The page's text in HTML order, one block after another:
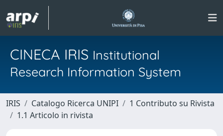
CINECA IRIS Institutional
Research Information System
IRIS Catalogo Ricerca UNIPI
1 Contributo su Rivista
1.1 Articolo in rivista